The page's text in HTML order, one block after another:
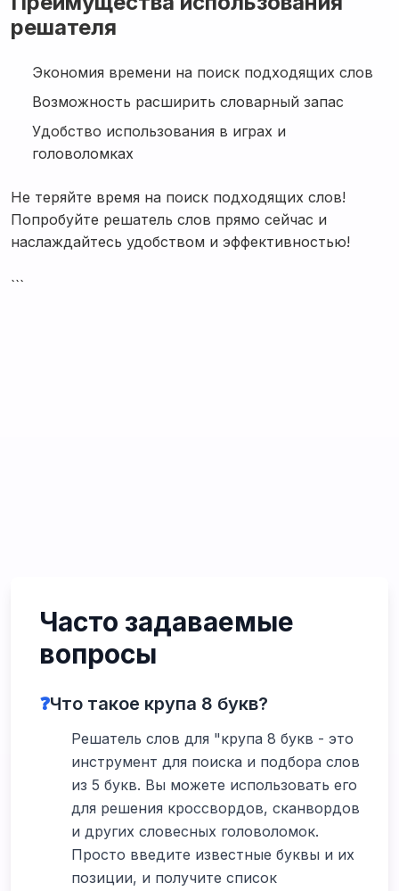
решателя
Экономия времени на поиск подходящих слов
Возможность расширить словарный запас
Удобство использования в играх и
головоломках
Не теряйте время на поиск подходящих слов!
Попробуйте решатель слов прямо сейчас и
наслаждайтесь удобством и эффективностью!
```
Часто задаваемые
вопросы
❓Что такое крупа 8 букв?
Решатель слов для "крупа 8 букв - это
инструмент для поиска и подбора слов
из 5 букв. Вы можете использовать его
для решения кроссвордов, сканвордов
и других словесных головоломок.
Просто введите известные буквы и их
позиции, и получите список